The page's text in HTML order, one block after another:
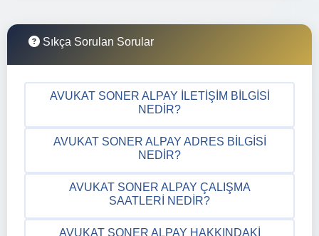
Sıkça Sorulan Sorular
AVUKAT SONER ALPAY İLETIŞIM BILGISI
NEDIR?
AVUKAT SONER ALPAY ADRES BILGISI
NEDIR?
AVUKAT SONER ALPAY ÇALIŞMA
SAATLERI NEDIR?
AVUKAT SONER ALPAY HAKKINDAKI